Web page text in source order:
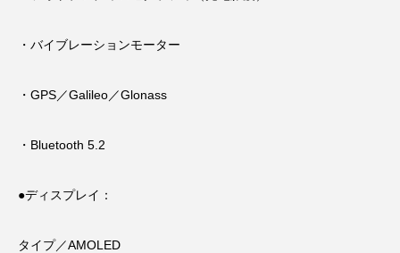
・バイブレーションモーター
・GPS／Galileo／Glonass
・Bluetooth 5.2
●ディスプレイ：
タイプ／AMOLED